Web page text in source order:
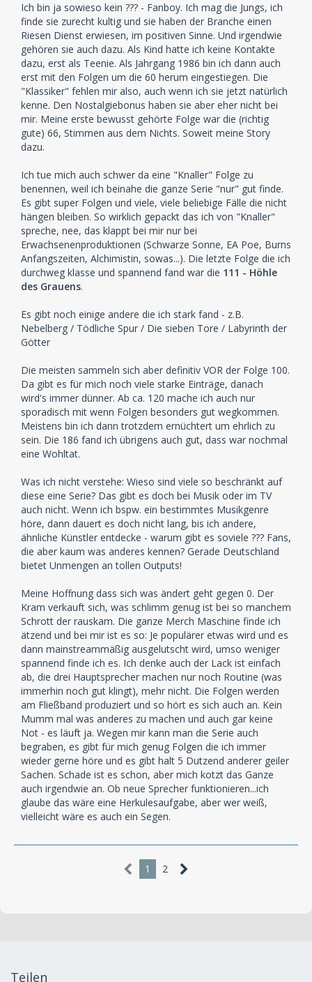
Ich bin ja sowieso kein ??? - Fanboy. Ich mag die Jungs, ich
finde sie zurecht kultig und sie haben der Branche einen
Riesen Dienst erwiesen, im positiven Sinne. Und irgendwie
gehören sie auch dazu. Als Kind hatte ich keine Kontakte
dazu, erst als Teenie. Als Jahrgang 1986 bin ich dann auch
erst mit den Folgen um die 60 herum eingestiegen. Die
"Klassiker" fehlen mir also, auch wenn ich sie jetzt natürlich
kenne. Den Nostalgiebonus haben sie aber eher nicht bei
mir. Meine erste bewusst gehörte Folge war die (richtig
gute) 66, Stimmen aus dem Nichts. Soweit meine Story
dazu.
Ich tue mich auch schwer da eine "Knaller" Folge zu
benennen, weil ich beinahe die ganze Serie "nur" gut finde.
Es gibt super Folgen und viele, viele beliebige Fälle die nicht
hängen bleiben. So wirklich gepackt das ich von "Knaller"
spreche, nee, das klappt bei mir nur bei
Erwachsenenproduktionen (Schwarze Sonne, EA Poe, Burns
Anfangszeiten, Alchimistin, sowas...). Die letzte Folge die ich
durchweg klasse und spannend fand war die 111 - Höhle
des Grauens.
Es gibt noch einige andere die ich stark fand - z.B.
Nebelberg / Tödliche Spur / Die sieben Tore / Labyrinth der
Götter
Die meisten sammeln sich aber definitiv VOR der Folge 100.
Da gibt es für mich noch viele starke Einträge, danach
wird's immer dünner. Ab ca. 120 mache ich auch nur
sporadisch mit wenn Folgen besonders gut wegkommen.
Meistens bin ich dann trotzdem ernüchtert um ehrlich zu
sein. Die 186 fand ich übrigens auch gut, dass war nochmal
eine Wohltat.
Was ich nicht verstehe: Wieso sind viele so beschränkt auf
diese eine Serie? Das gibt es doch bei Musik oder im TV
auch nicht. Wenn ich bspw. ein bestimmtes Musikgenre
höre, dann dauert es doch nicht lang, bis ich andere,
ähnliche Künstler entdecke - warum gibt es soviele ??? Fans,
die aber kaum was anderes kennen? Gerade Deutschland
bietet Unmengen an tollen Outputs!
Meine Hoffnung dass sich was ändert geht gegen 0. Der
Kram verkauft sich, was schlimm genug ist bei so manchem
Schrott der rauskam. Die ganze Merch Maschine finde ich
ätzend und bei mir ist es so: Je populärer etwas wird und es
dann mainstreammäßig ausgelutscht wird, umso weniger
spannend finde ich es. Ich denke auch der Lack ist einfach
ab, die drei Hauptsprecher machen nur noch Routine (was
immerhin noch gut klingt), mehr nicht. Die Folgen werden
am Fließband produziert und so hört es sich auch an. Kein
Mumm mal was anderes zu machen und auch gar keine
Not - es läuft ja. Wegen mir kann man die Serie auch
begraben, es gibt für mich genug Folgen die ich immer
wieder gerne höre und es gibt halt 5 Dutzend anderer geiler
Sachen. Schade ist es schon, aber mich kotzt das Ganze
auch irgendwie an. Ob neue Sprecher funktionieren...ich
glaube das wäre eine Herkulesaufgabe, aber wer weiß,
vielleicht wäre es auch ein Segen.
1 2
Teilen